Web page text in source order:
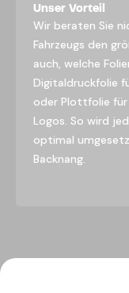
Unser Vorteil
Wir beraten Sie
Fahrzeugs den
auch, welche
Digitaldruckfolie
oder Plottfolie für
Logos. So wird
optimal
Backnang.